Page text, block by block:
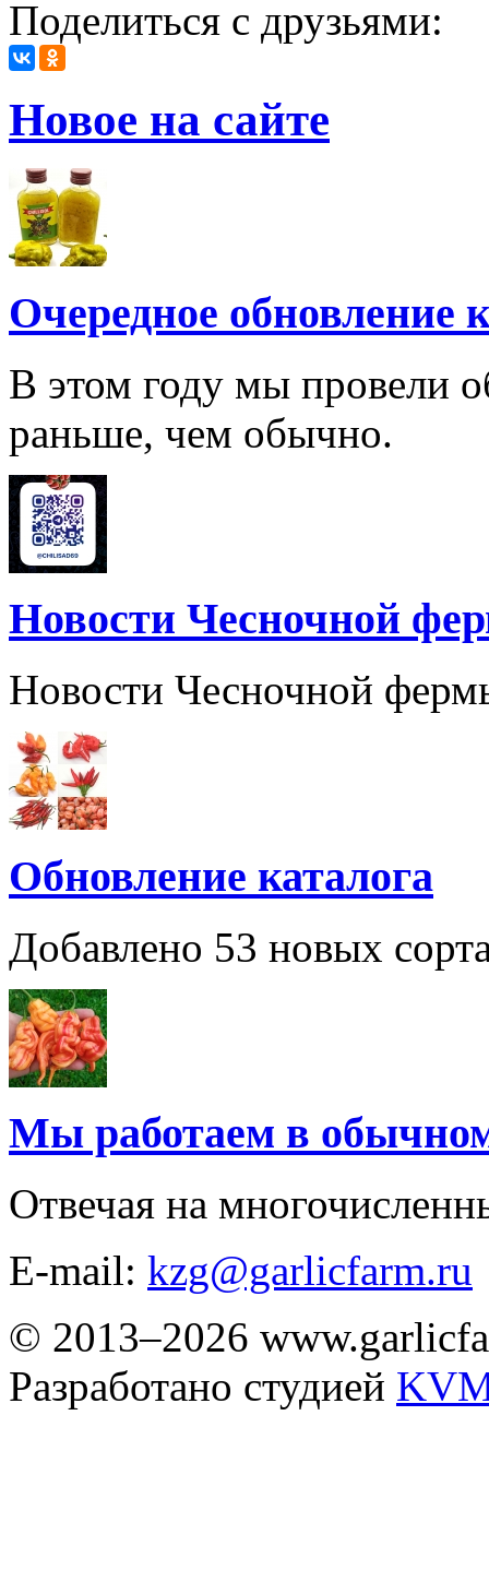
Поделиться с друзьями:
Новое на сайте
Очередное обновление
В этом году мы провели
раньше, чем обычно.
Новости Чесночной
Новости Чесночной
Обновление каталога
Добавлено 53 новых
Мы работаем в
Отвечая на
E-mail: kzg@garlicfarm.ru
© 2013–2026
Разработано студией